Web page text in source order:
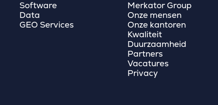
Software
Data
GEO Services
Merkator Group
Onze mensen
Onze kantoren
Kwaliteit
Duurzaamheid
Partners
Vacatures
Privacy